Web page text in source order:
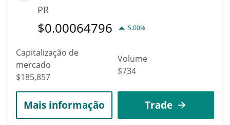
PR
$0.00064796 5.00%
Capitalização de
mercado
$185,857
Volume
$734
Mais informação Trade